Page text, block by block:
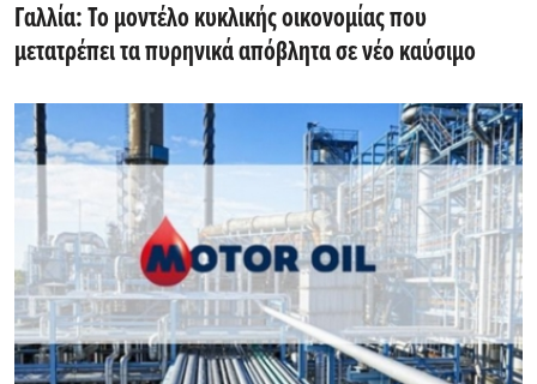
Γαλλία: Το μοντέλο κυκλικής οικονομίας που
μετατρέπει τα πυρηνικά απόβλητα σε νέο καύσιμο